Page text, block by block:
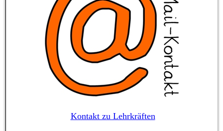
Kontakt zu Lehrkräften